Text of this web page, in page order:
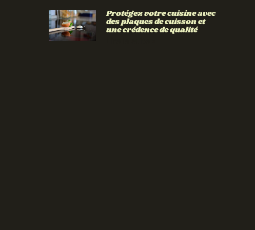
Protégez votre cuisine avec
des plaques de cuisson et
une crédence de qualité